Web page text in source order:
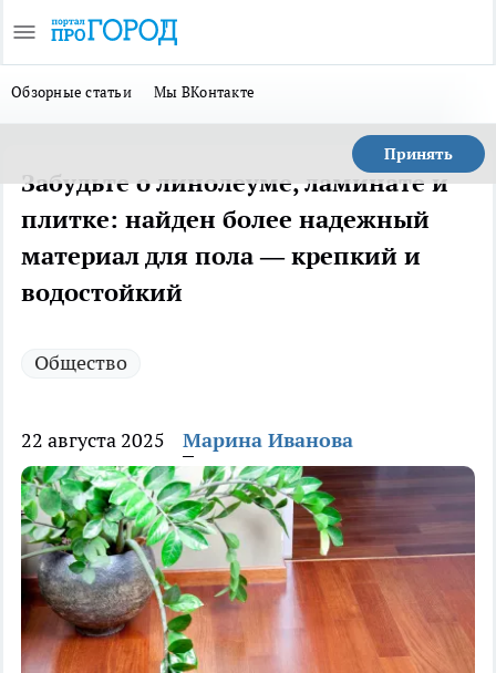
Обзорные статьи Мы ВКонтакте
Принять
Забудьте о линолеуме, ламинате и
плитке: найден более надежный
материал для пола — крепкий и
водостойкий
Общество
22 августа 2025 Марина Иванова